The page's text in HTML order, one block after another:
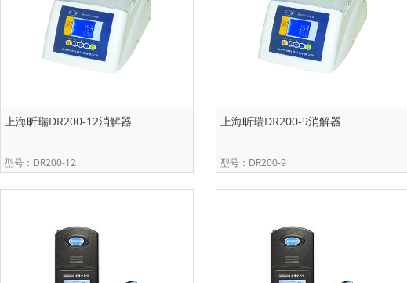
上海昕瑞DR200-12消解器
型号：DR200-12
上海昕瑞DR200-9消解器
型号：DR200-9